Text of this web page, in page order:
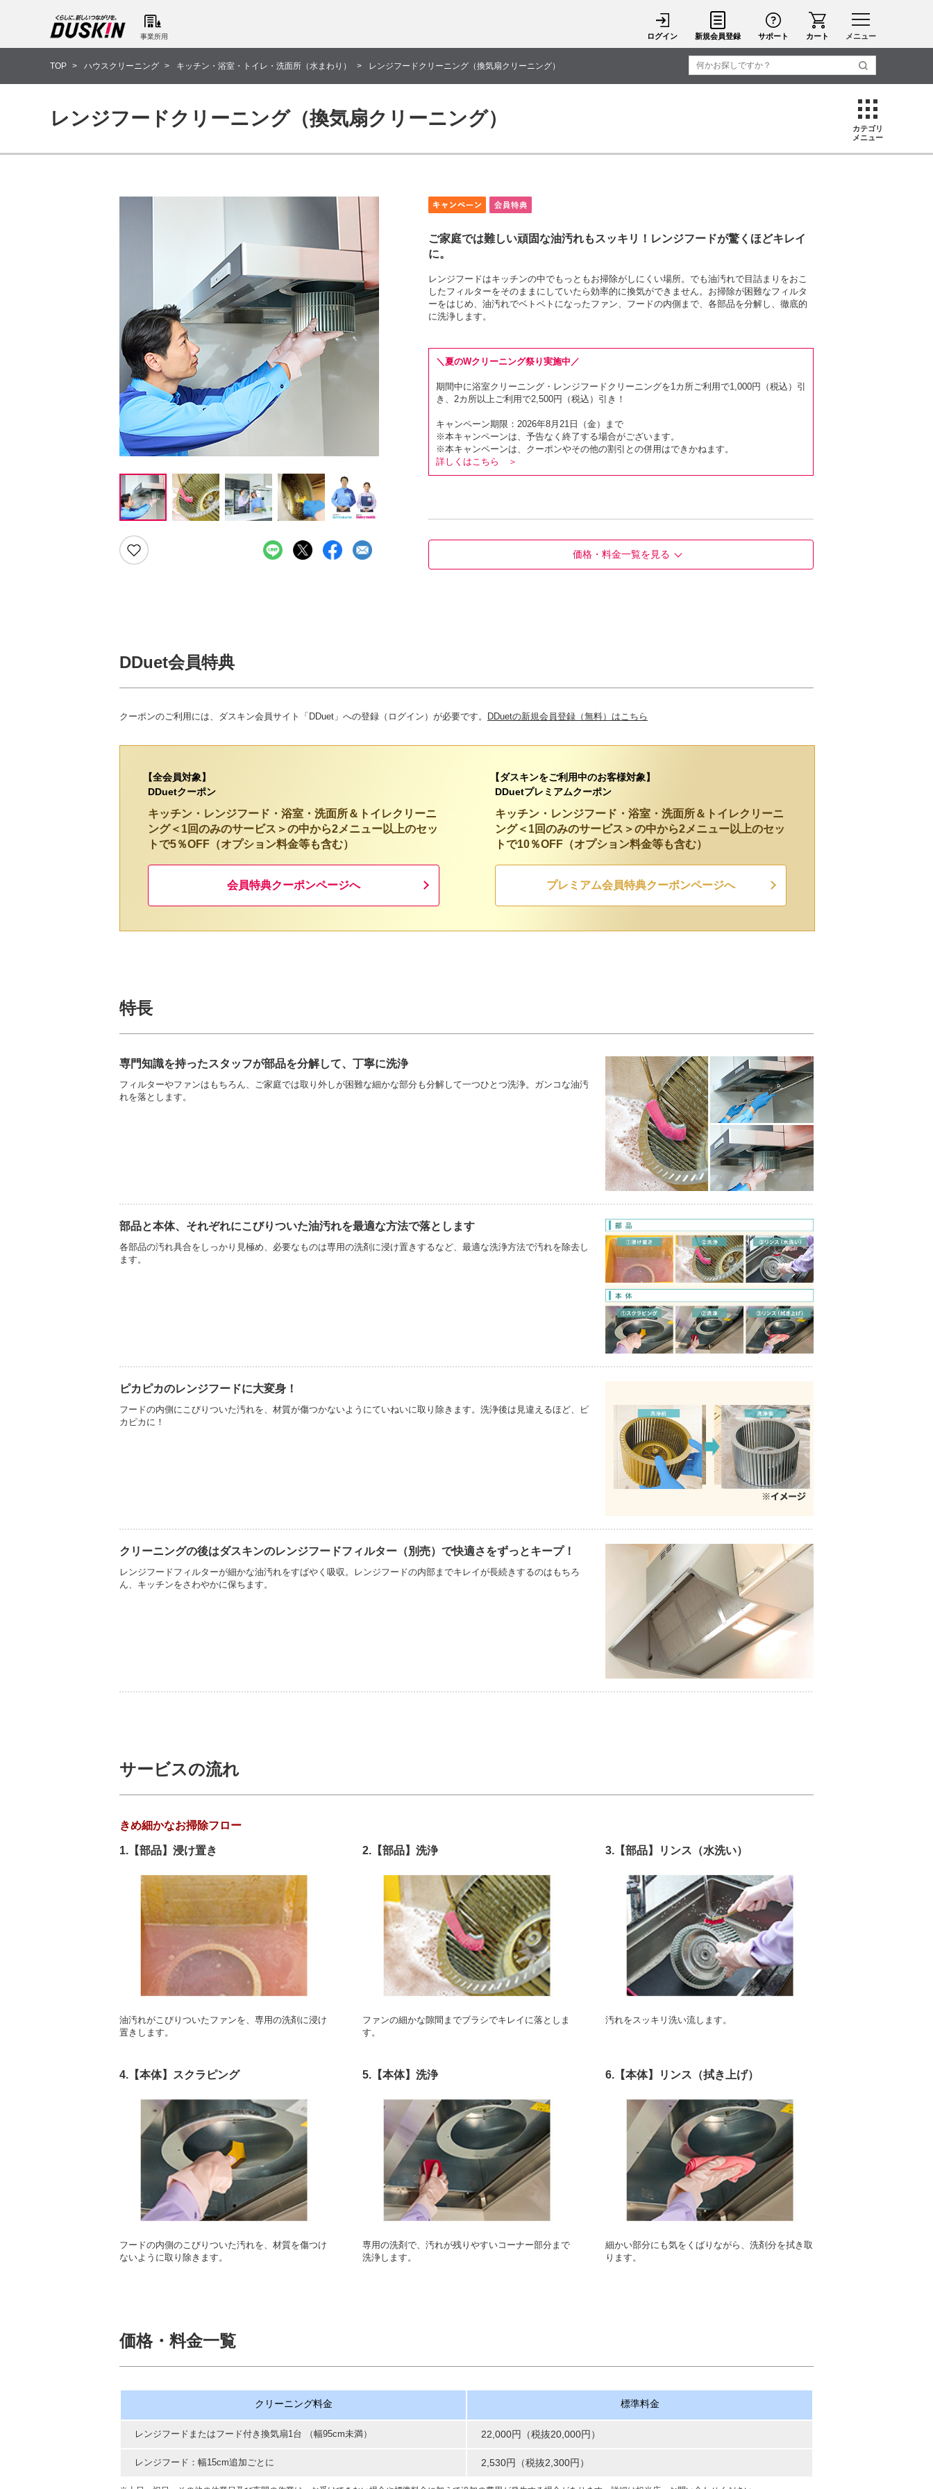
事業所用 メニュー
ログイン 新規会員登録 サポート カート
TOP ハウスクリーニング キッチン・浴室・トイレ・洗面所（水まわり） レンジフードクリーニング（換気扇クリーニング）
レンジフードクリーニング（換気扇クリーニング）
カテゴリ
メニュー
ご家庭では難しい頑固な油汚れもスッキリ！レンジフードが驚くほどキレイ
に。
レンジフードはキッチンの中でもっともお掃除がしにくい場所。でも油汚れで目詰まりをおこ
したフィルターをそのままにしていたら効率的に換気ができません。お掃除が困難なフィルタ
ーをはじめ、油汚れでベトベトになったファン、フードの内側まで、各部品を分解し、徹底的
に洗浄します。
＼夏のWクリーニング祭り実施中／
期間中に浴室クリーニング・レンジフードクリーニングを1カ所ご利用で1,000円（税込）引
き、2カ所以上ご利用で2,500円（税込）引き！
キャンペーン期限：2026年8月21日（金）まで
※本キャンペーンは、予告なく終了する場合がございます。
※本キャンペーンは、クーポンやその他の割引との併用はできかねます。
詳しくはこちら ＞
価格・料金一覧を見る
DDuet会員特典
クーポンのご利用には、ダスキン会員サイト「DDuet」への登録（ログイン）が必要です。 DDuetの新規会員登録（無料）はこちら
【全会員対象】
DDuetクーポン
キッチン・レンジフード・浴室・洗面所＆トイレクリーニ
ング＜1回のみのサービス＞の中から2メニュー以上のセッ
トで5％OFF（オプション料金等も含む）
会員特典クーポンページへ
【ダスキンをご利用中のお客様対象】
DDuetプレミアムクーポン
キッチン・レンジフード・浴室・洗面所＆トイレクリーニ
ング＜1回のみのサービス＞の中から2メニュー以上のセッ
トで10％OFF（オプション料金等も含む）
プレミアム会員特典クーポンページへ
特長
専門知識を持ったスタッフが部品を分解して、丁寧に洗浄
フィルターやファンはもちろん、ご家庭では取り外しが困難な細かな部分も分解して一つひとつ洗浄。ガンコな油汚
れを落とします。
部品と本体、それぞれにこびりついた油汚れを最適な方法で落とします
各部品の汚れ具合をしっかり見極め、必要なものは専用の洗剤に浸け置きするなど、最適な洗浄方法で汚れを除去し
ます。
ピカピカのレンジフードに大変身！
フードの内側にこびりついた汚れを、材質が傷つかないようにていねいに取り除きます。洗浄後は見違えるほど、ピ
カピカに！
クリーニングの後はダスキンのレンジフードフィルター（別売）で快適さをずっとキープ！
レンジフードフィルターが細かな油汚れをすばやく吸収。レンジフードの内部までキレイが長続きするのはもちろ
ん、キッチンをさわやかに保ちます。
サービスの流れ
きめ細かなお掃除フロー
1.【部品】浸け置き
油汚れがこびりついたファンを、専用の洗剤に浸け
置きします。
2.【部品】洗浄
ファンの細かな隙間までブラシでキレイに落としま
す。
3.【部品】リンス（水洗い）
汚れをスッキリ洗い流します。
4.【本体】スクラピング
フードの内側のこびりついた汚れを、材質を傷つけ
ないように取り除きます。
5.【本体】洗浄
専用の洗剤で、汚れが残りやすいコーナー部分まで
洗浄します。
6.【本体】リンス（拭き上げ）
細かい部分にも気をくばりながら、洗剤分を拭き取
ります。
価格・料金一覧
クリーニング料金 標準料金
レンジフードまたはフード付き換気扇1台 （幅95cm未満） 22,000円（税抜20,000円）
レンジフード：幅15cm追加ごとに 2,530円（税抜2,300円）